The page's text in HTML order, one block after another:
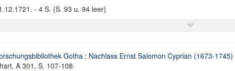
- 4 S. (S. 93 u. 94 leer)
Gotha; Nachlass Ernst Salomon Cyprian (1673-1745)
A 301, S. 107-108